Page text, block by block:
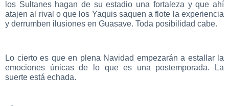
los Sultanes hagan de su estadio una fortaleza y que ahí
atajen al rival o que los Yaquis saquen a flote la experiencia
y derrumben ilusiones en Guasave. Toda posibilidad cabe.
Lo cierto es que en plena Navidad empezarán a estallar la
emociones únicas de lo que es una postemporada. La
suerte está echada.